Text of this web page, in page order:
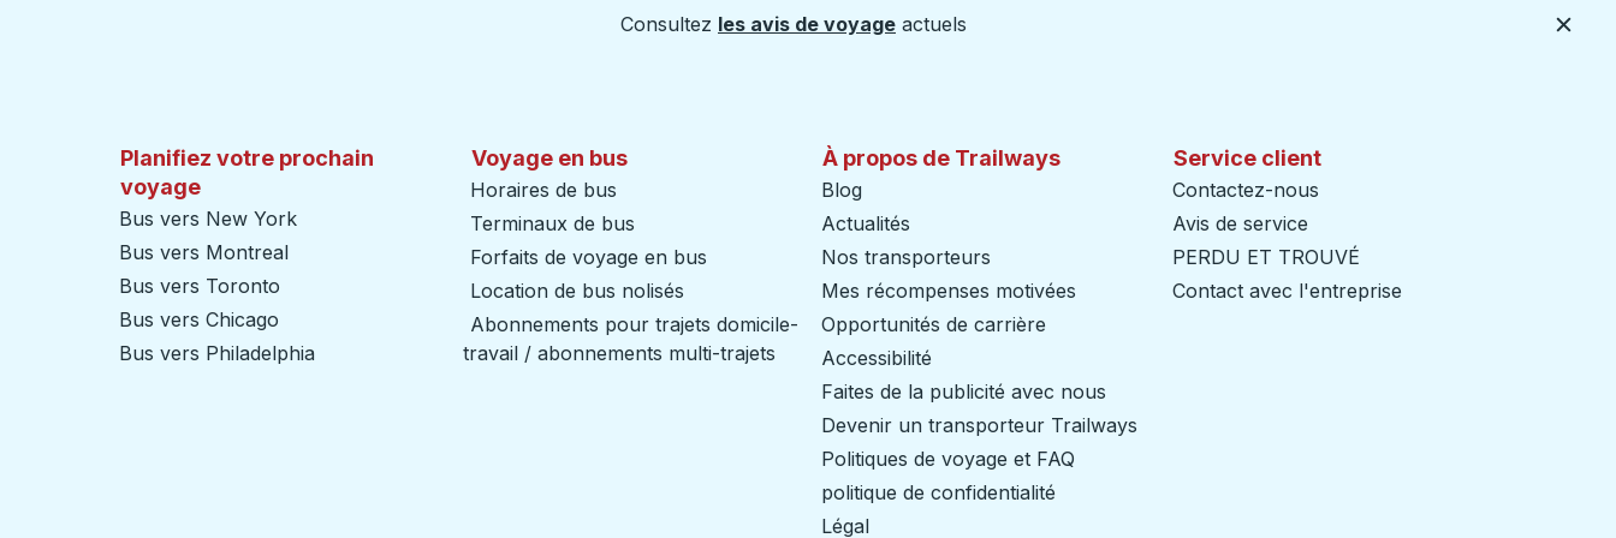
Consultez les avis de voyage actuels
Planifiez votre prochain
voyage
Bus vers New York
Bus vers Montreal
Bus vers Toronto
Bus vers Chicago
Bus vers Philadelphia
Voyage en bus
Horaires de bus
Terminaux de bus
Forfaits de voyage en bus
Location de bus nolisés
Abonnements pour trajets domicile-
travail / abonnements multi-trajets
À propos de Trailways
Blog
Actualités
Nos transporteurs
Mes récompenses motivées
Opportunités de carrière
Accessibilité
Faites de la publicité avec nous
Devenir un transporteur Trailways
Politiques de voyage et FAQ
politique de confidentialité
Légal
Service client
Contactez-nous
Avis de service
PERDU ET TROUVÉ
Contact avec l'entreprise